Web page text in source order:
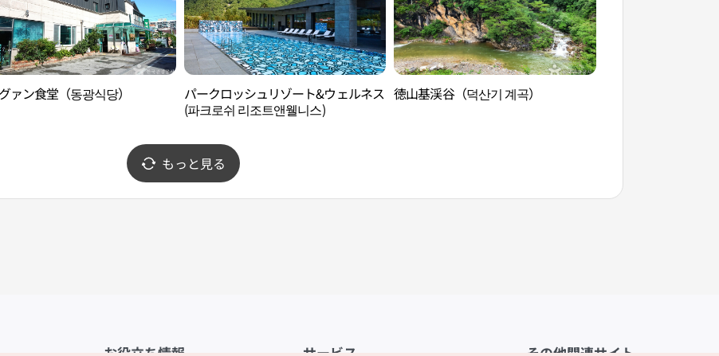
ァン食堂（동광식당）
パークロッシュリゾート&ウェルネス
(파크로쉬 리조트앤웰니스)
徳山基渓谷（덕산기 계곡）
もっと見る